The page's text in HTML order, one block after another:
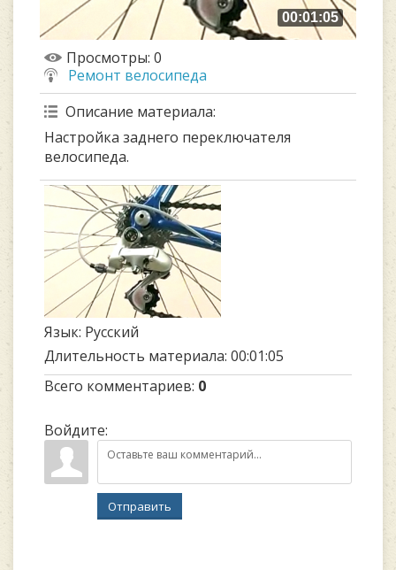
00:01:05
Просмотры: 0
Ремонт велосипеда
Описание материала:
Настройка заднего переключателя
велосипеда.
Язык: Русский
Длительность материала: 00:01:05
Всего комментариев: 0
Войдите:
Отправить